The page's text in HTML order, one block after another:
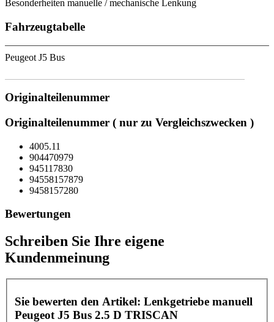
Besonderheiten manuelle / mechanische Lenkung
Fahrzeugtabelle
Peugeot J5 Bus
Originalteilenummer
Originalteilenummer ( nur zu Vergleichszwecken )
4005.11
904470979
945117830
94558157879
9458157280
Bewertungen
Schreiben Sie Ihre eigene
Kundenmeinung
Sie bewerten den Artikel: Lenkgetriebe manuell
Peugeot J5 Bus 2.5 D TRISCAN